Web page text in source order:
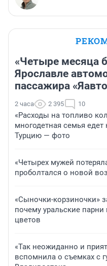
«Четыре месяца
Ярославле
пассажира
2 часа 2 395 10
«Расходы на топливо
многодетная семья
Турцию — фото
«Четырех мужей
проболтался о новой
«Сыночки-корзиночки»
почему уральские
цветов
«Так неожиданно и
вспомнила о съемках с